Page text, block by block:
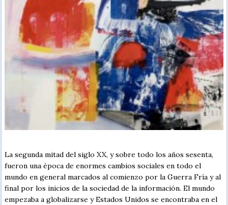
La segunda mitad del siglo XX, y sobre todo los años sesenta,
fueron una época de enormes cambios sociales en todo el
mundo en general marcados al comienzo por la Guerra Fría y al
final por los inicios de la sociedad de la información. El mundo
empezaba a globalizarse y Estados Unidos se encontraba en el